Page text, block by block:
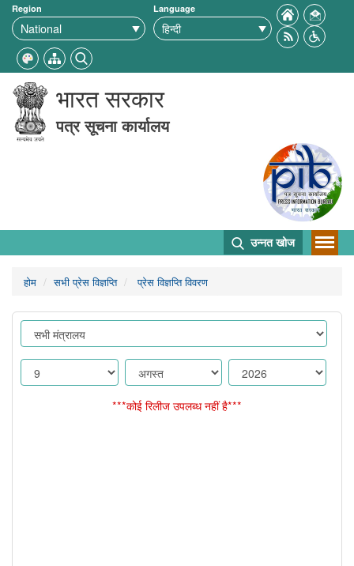
Region Language
भारत सरकार
पत्र सूचना कार्यालय
उन्नत खोज
होम सभी प्रेस विज्ञप्ति प्रेस विज्ञप्ति विवरण
***कोई रिलीज उपलब्ध नहीं है***